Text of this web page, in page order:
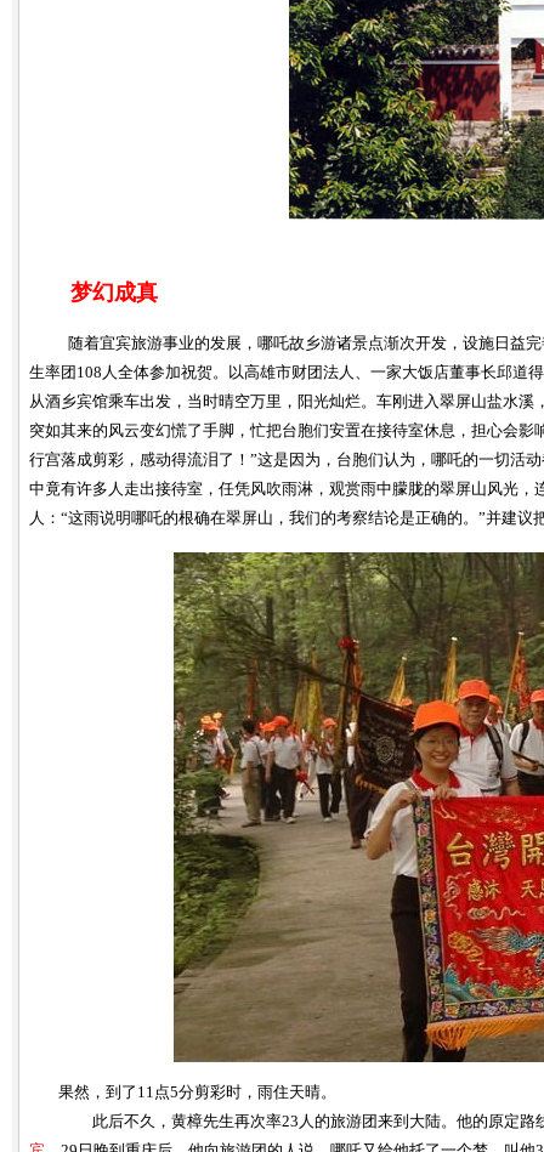
梦幻成真
随着宜宾旅游事业的发展，哪吒故乡游诸景点渐次开发，设施日益
生率团108人全体参加祝贺。以高雄市财团法人、一家大饭店董事长邱道
从酒乡宾馆乘车出发，当时晴空万里，阳光灿烂。车刚进入翠屏山盐水
突如其来的风云变幻慌了手脚，忙把台胞们安置在接待室休息，担心会
行宫落成剪彩，感动得流泪了！”这是因为，台胞们认为，哪吒的一切活
中竟有许多人走出接待室，任凭风吹雨淋，观赏雨中朦胧的翠屏山风光
人：“这雨说明哪吒的根确在翠屏山，我们的考察结论是正确的。”并建议
果然，到了11点5分剪彩时，雨住天晴。
此后不久，黄樟先生再次率23人的旅游团来到大陆。他的原定路